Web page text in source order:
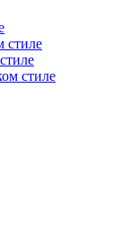
стиле
стиле